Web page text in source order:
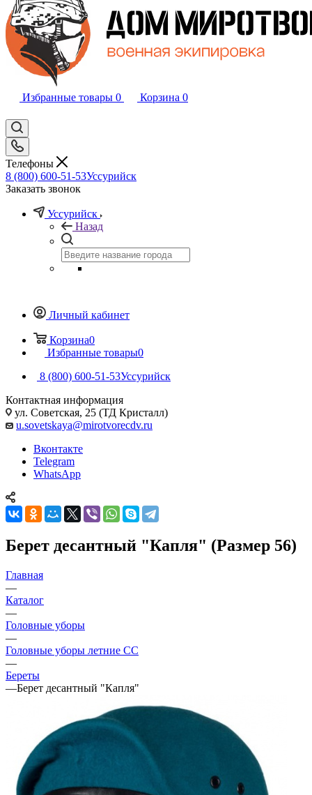
Избранные товары 0 Корзина 0
Телефоны
8 (800) 600-51-53Уссурийск
Заказать звонок
Уссурийск
Назад
Личный кабинет
Корзина0
Избранные товары0
8 (800) 600-51-53Уссурийск
Контактная информация
ул. Советская, 25 (ТД Кристалл)
u.sovetskaya@mirotvorecdv.ru
Вконтакте
Telegram
WhatsApp
Берет десантный "Капля" (Размер 56)
Главная
—
Каталог
—
Головные уборы
—
Головные уборы летние СС
—
Береты
—Берет десантный "Капля"